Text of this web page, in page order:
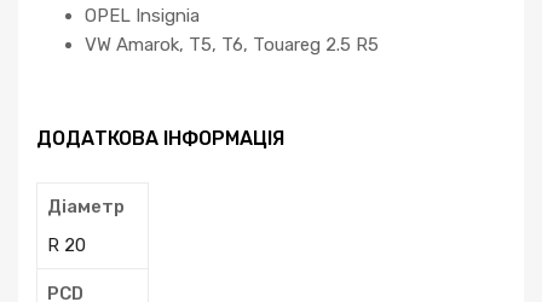
OPEL Insignia
VW Amarok, T5, T6, Touareg 2.5 R5
ДОДАТКОВА ІНФОРМАЦІЯ
Діаметр
R 20
PCD